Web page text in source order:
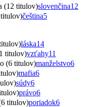
(12 titulov)slovenčina12
titulov)čeština5
láska14
titulov)vzťahy11
(6 titulov)manželstvo6
mafia6
súdy6
právo6
titulov)poriadok6